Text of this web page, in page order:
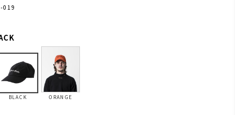
019
BLACK ORANGE